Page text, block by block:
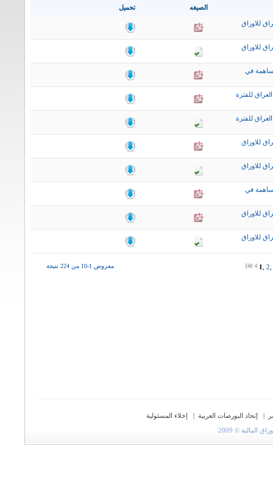
تحميل الصيغه
للاوراق
للاوراق
في
للفترة
للفترة
للاوراق
للاوراق
في
للاوراق
للاوراق
معروض 1-10 من 224 نتيجة 1 2
| إتحاد البورصات العربية |
إخلاء المسئولية
© 2009